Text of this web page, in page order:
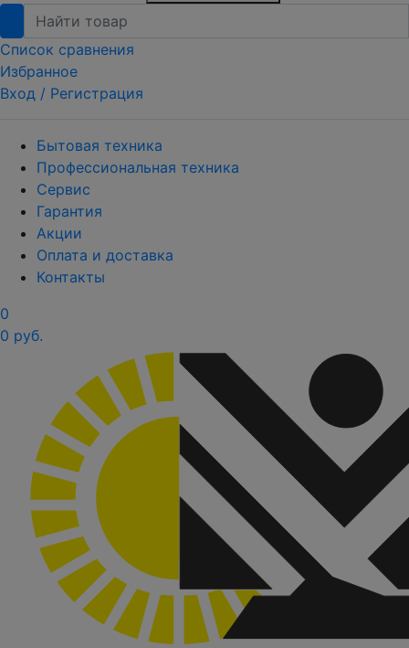
Список сравнения
Избранное
Вход / Регистрация
Бытовая техника
Профессиональная техника
Сервис
Гарантия
Акции
Оплата и доставка
Контакты
0
0 руб.